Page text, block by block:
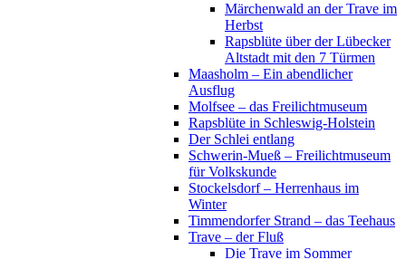
Märchenwald an der Trave im
Herbst
Rapsblüte über der Lübecker
Altstadt mit den 7 Türmen
Maasholm – Ein abendlicher
Ausflug
Molfsee – das Freilichtmuseum
Rapsblüte in Schleswig-Holstein
Der Schlei entlang
Schwerin-Mueß – Freilichtmuseum
für Volkskunde
Stockelsdorf – Herrenhaus im
Winter
Timmendorfer Strand – das Teehaus
Trave – der Fluß
Die Trave im Sommer